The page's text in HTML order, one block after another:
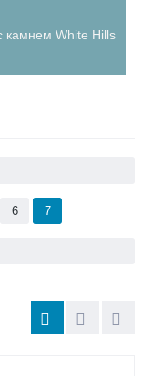
камнем White Hills
6 7